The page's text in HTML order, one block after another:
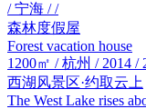
/ 宁海 / /
森林度假屋
Forest vacation house
1200㎡ / 杭州 / 2014 /
西湖风景区·约取云上
The West Lake rises